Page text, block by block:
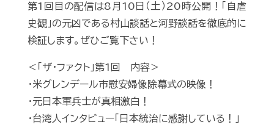
第1回目の配信は8月10日（土）20時公開！「自虐
史観」の元凶である村山談話と河野談話を徹底的に
検証します。ぜひご覧下さい！
＜「ザ・ファクト」第1回 内容＞
・米グレンデール市慰安婦像除幕式の映像！
・元日本軍兵士が真相激白！
・台湾人インタビュー「日本統治に感謝している！」